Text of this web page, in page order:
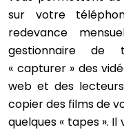
sur votre
redevance
gestionnaire de
« capturer » des
web et des
copier des films de
quelques « tapes ».